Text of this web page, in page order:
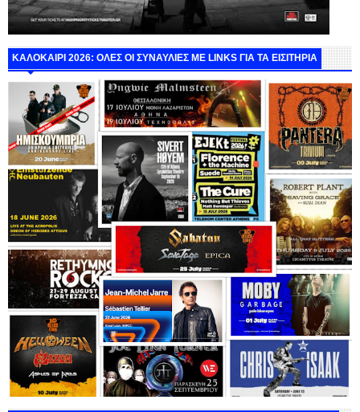
ΚΑΛΟΚΑΙΡΙ 2026: ΟΛΕΣ ΟΙ ΣΥΝΑΥΛΙΕΣ ΜΕ LINKS ΓΙΑ ΤΑ ΕΙΣΙΤΗΡΙΑ